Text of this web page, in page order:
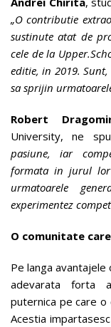
„O contributie
sustinute atat de
cele de la
editie, in 2019.
sa sprijin
Robert
University, ne
pasiune, iar
formata in jurul
urmatoarele
experimentez
O comunitate
Pe langa
adevarata forta
puternica pe care
Acestia